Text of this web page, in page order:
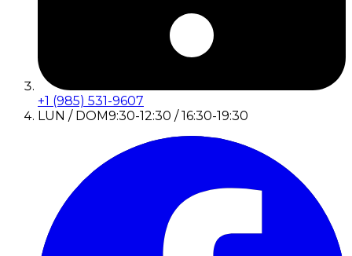
+1 (985) 531-9607
LUN / DOM9:30-12:30 / 16:30-19:30